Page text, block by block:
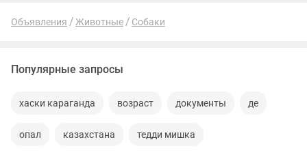
Объявления Животные Собаки
Популярные запросы
хаски караганда возраст документы де
опал казахстана тедди мишка